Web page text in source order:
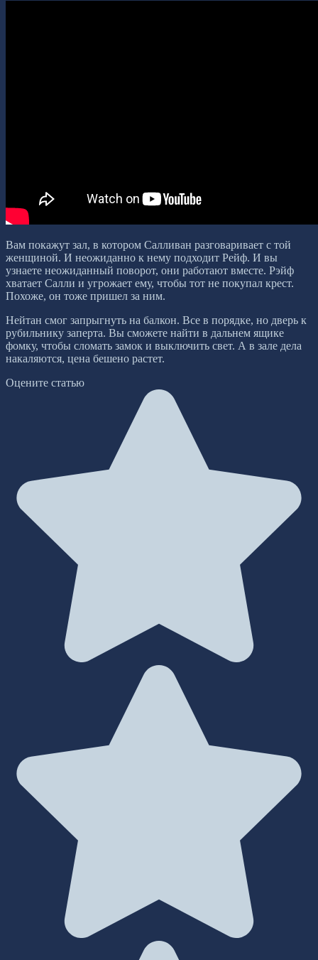
Вам покажут зал, в котором Салливан разговаривает с той
женщиной. И неожиданно к нему подходит Рейф. И вы
узнаете неожиданный поворот, они работают вместе. Рэйф
хватает Салли и угрожает ему, чтобы тот не покупал крест.
Похоже, он тоже пришел за ним.
Нейтан смог запрыгнуть на балкон. Все в порядке, но дверь к
рубильнику заперта. Вы сможете найти в дальнем ящике
фомку, чтобы сломать замок и выключить свет. А в зале дела
накаляются, цена бешено растет.
Оцените статью